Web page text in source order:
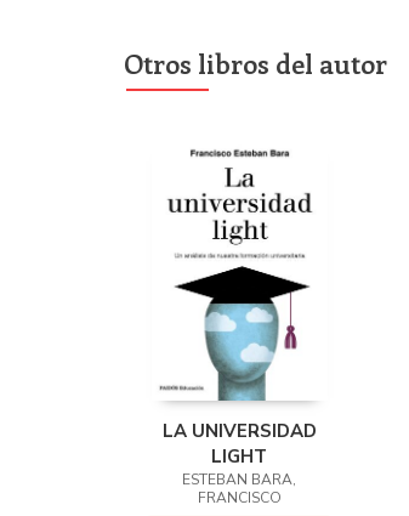
Otros libros del autor
LA UNIVERSIDAD
LIGHT
ESTEBAN BARA,
FRANCISCO